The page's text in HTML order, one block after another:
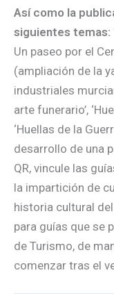
Así como la
siguientes temas:
Un paseo por el
(ampliación de la
industriales
arte funerario’,
‘Huellas de la
desarrollo de una
QR, vincule las
la impartición de
historia cultural
para guías que se
de Turismo, de
comenzar tras el